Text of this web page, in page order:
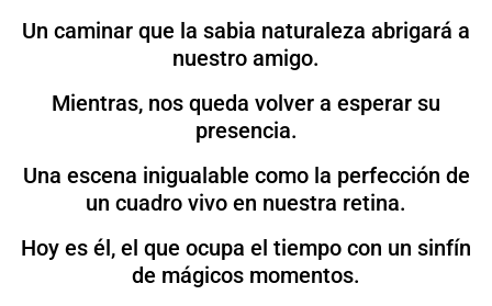
Un caminar que la sabia naturaleza abrigará a
nuestro amigo.
Mientras, nos queda volver a esperar su
presencia.
Una escena inigualable como la perfección de
un cuadro vivo en nuestra retina.
Hoy es él, el que ocupa el tiempo con un sinfín
de mágicos momentos.